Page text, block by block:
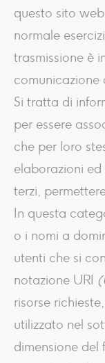
questo sito
normale
trasmissione è
comunicazione
Si tratta di
per essere
che per loro
elaborazioni
terzi,
In questa
o i nomi a
utenti che si
notazione URI
risorse
utilizzato nel
dimensione del